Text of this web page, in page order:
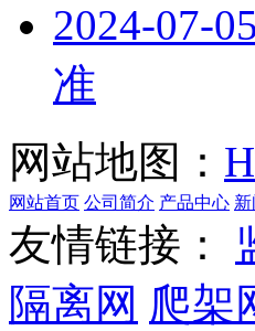
2024-07-05
准
网站地图：
网站首页 公司简介 产品中心
友情链接：
隔离网 爬架